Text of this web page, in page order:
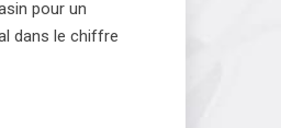
pour un
dans le chiffre